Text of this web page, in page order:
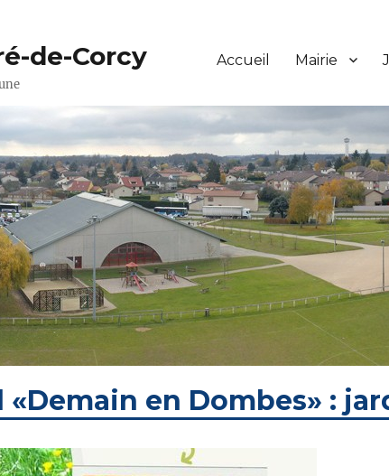
de-Corcy Accueil Mairie
«Demain en Dombes» :